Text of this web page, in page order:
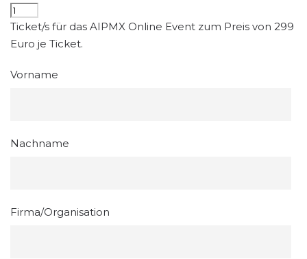
Ticket/s für das AIPMX Online Event zum Preis von 299
Euro je Ticket.
Vorname
Nachname
Firma/Organisation